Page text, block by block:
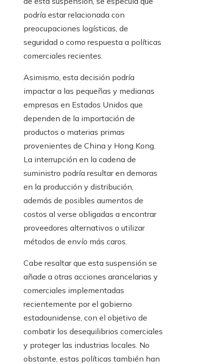
podría estar relacionada con
preocupaciones logísticas, de
seguridad o como respuesta a políticas
comerciales recientes.
Asimismo, esta decisión podría
impactar a las pequeñas y medianas
empresas en Estados Unidos que
dependen de la importación de
productos o materias primas
provenientes de China y Hong Kong.
La interrupción en la cadena de
suministro podría resultar en demoras
en la producción y distribución,
además de posibles aumentos de
costos al verse obligadas a encontrar
proveedores alternativos o utilizar
métodos de envío más caros.
Cabe resaltar que esta suspensión se
añade a otras acciones arancelarias y
comerciales implementadas
recientemente por el gobierno
estadounidense, con el objetivo de
combatir los desequilibrios comerciales
y proteger las industrias locales. No
obstante, estas políticas también han